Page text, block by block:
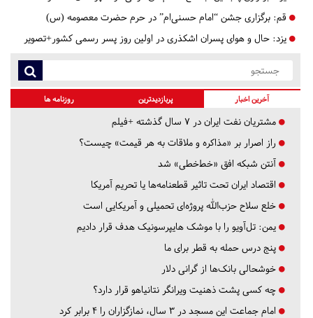
قم: برگزاری جشن “امام حسنی‌ام” در حرم حضرت معصومه (س)
یزد: حال و هوای پسران اشکذری در اولین روز پسر رسمی کشور+تصویر
آخرین اخبار پربازدیدترین روزنامه ها
مشتریان نفت ایران در ۷ سال گذشته +فیلم
راز اصرار بر «مذاکره و ملاقات به هر قیمت» چیست؟
آنتن شبکه افق «خط‌خطی» شد
اقتصاد ایران تحت تاثیر قطعنامه‌ها یا تحریم‌ آمریکا
خلع سلاح حزب‌الله پروژه‌ای تحمیلی و آمریکایی است
یمن: تل‌آویو را با موشک هایپرسونیک هدف قرار دادیم
پنج درس‌ حمله به قطر برای ما
خوشحالی بانک‌ها از گرانی دلار
چه کسی پشت ذهنیت ویرانگر نتانیاهو قرار دارد؟
امام جماعت این مسجد در ۳ سال، نمازگزاران را ۴ برابر کرد